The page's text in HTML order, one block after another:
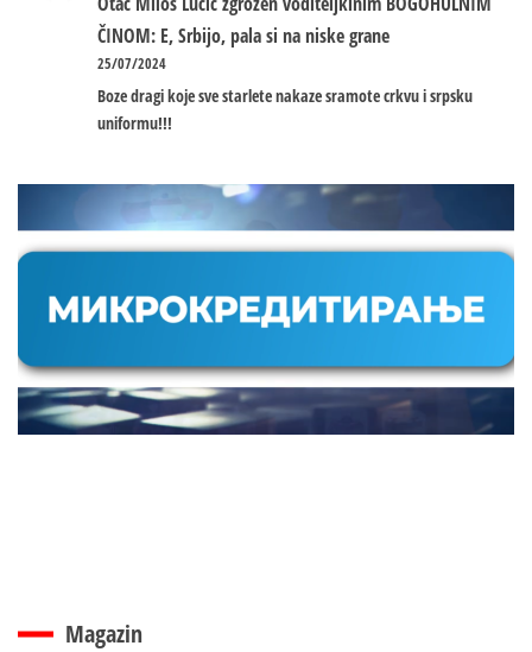
ČINOM: E, Srbijo, pala si na niske grane
25/07/2024
Boze dragi koje sve starlete nakaze sramote crkvu i srpsku
uniformu!!!
Magazin